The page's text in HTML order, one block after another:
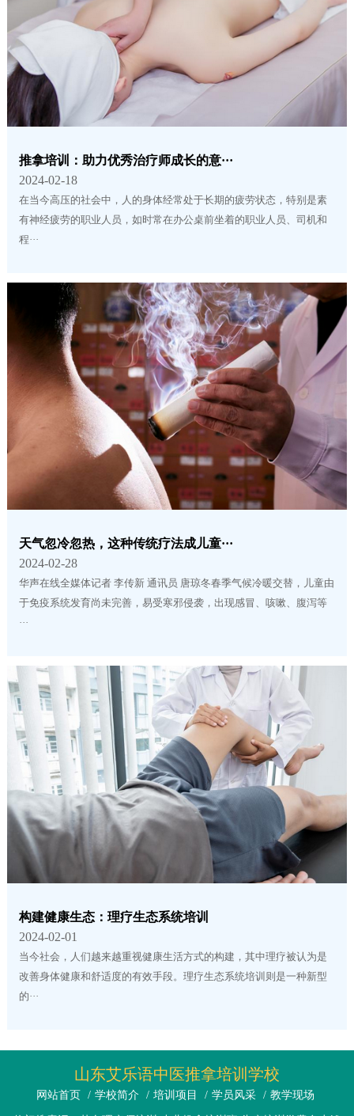
推拿培训：助力优秀治疗师成长的意···
2024-02-18
在当今高压的社会中，人的身体经常处于长期的疲劳状态，特别是素
有神经疲劳的职业人员，如时常在办公桌前坐着的职业人员、司机和
程···
天气忽冷忽热，这种传统疗法成儿童···
2024-02-28
华声在线全媒体记者 李传新 通讯员 唐琼冬春季气候冷暖交替，儿童由
于免疫系统发育尚未完善，易受寒邪侵袭，出现感冒、咳嗽、腹泻等
···
构建健康生态：理疗生态系统培训
2024-02-01
当今社会，人们越来越重视健康生活方式的构建，其中理疗被认为是
改善身体健康和舒适度的有效手段。理疗生态系统培训则是一种新型
的···
山东艾乐语中医推拿培训学校
网站首页 / 学校简介 / 培训项目 / 学员风采 / 教学现场